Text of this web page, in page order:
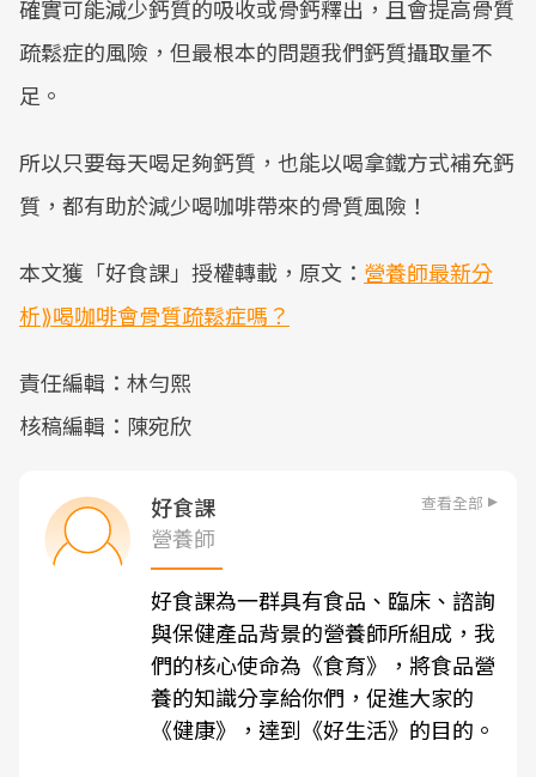
確實可能減少鈣質的吸收或骨鈣釋出，且會提高骨質
疏鬆症的風險，但最根本的問題我們鈣質攝取量不
足。
所以只要每天喝足夠鈣質，也能以喝拿鐵方式補充鈣
質，都有助於減少喝咖啡帶來的骨質風險！
本文獲「好食課」授權轉載，原文： 營養師最新分
析⟫喝咖啡會骨質疏鬆症嗎？
責任編輯：林勻熙
核稿編輯：陳宛欣
好食課 查看全部
營養師
好食課為一群具有食品、臨床、諮詢
與保健產品背景的營養師所組成，我
們的核心使命為《食育》，將食品營
養的知識分享給你們，促進大家的
《健康》，達到《好生活》的目的。